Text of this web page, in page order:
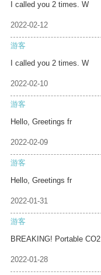
I called you 2 times. W
2022-02-12
游客
I called you 2 times. W
2022-02-10
游客
Hello, Greetings fr
2022-02-09
游客
Hello, Greetings fr
2022-01-31
游客
BREAKING! Portable CO2
2022-01-28